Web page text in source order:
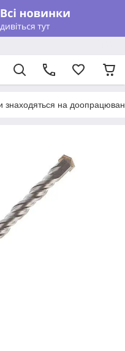
знаходяться на